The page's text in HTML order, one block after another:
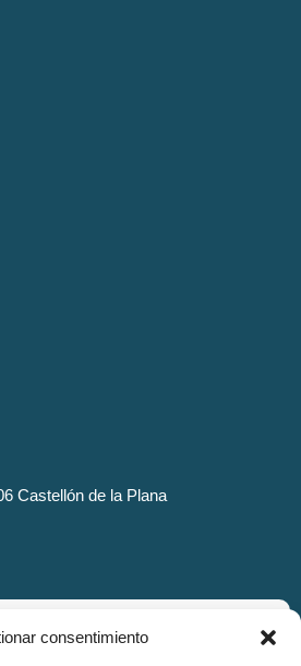
consentimiento
Castellón de la Plana